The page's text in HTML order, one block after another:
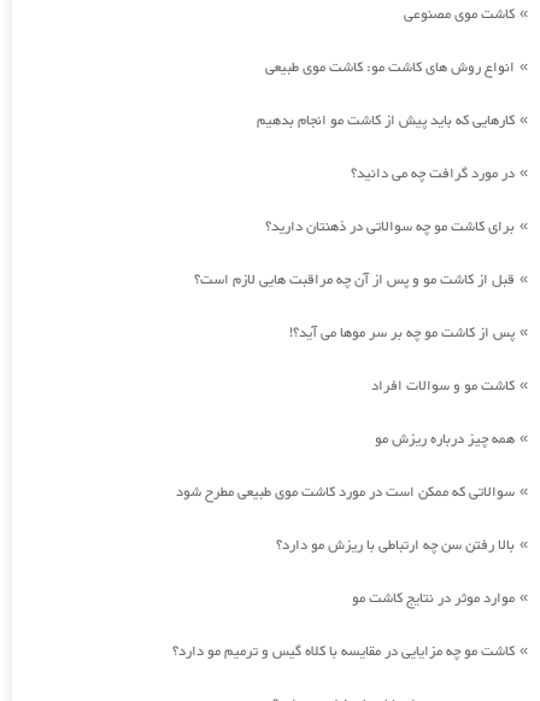
» کاشت موی مصنوعی
» انواع روش های کاشت مو: کاشت موی طبیعی
» کارهایی که باید پیش از کاشت مو انجام بدهیم
» در مورد گرافت چه می دانید؟
» برای کاشت مو چه سوالاتی در ذهنتان دارید؟
» قبل از کاشت مو و پس از آن چه مراقبت هایی لازم است؟
» پس از کاشت مو چه بر سر موها می آید؟!
» کاشت مو و سوالات افراد
» همه چیز درباره ریزش مو
» سوالاتی که ممکن است در مورد کاشت موی طبیعی مطرح شود
» بالا رفتن سن چه ارتباطی با ریزش مو دارد؟
» موارد موثر در نتایج کاشت مو
» کاشت مو چه مزایایی در مقایسه با کلاه گیس و ترمیم مو دارد؟